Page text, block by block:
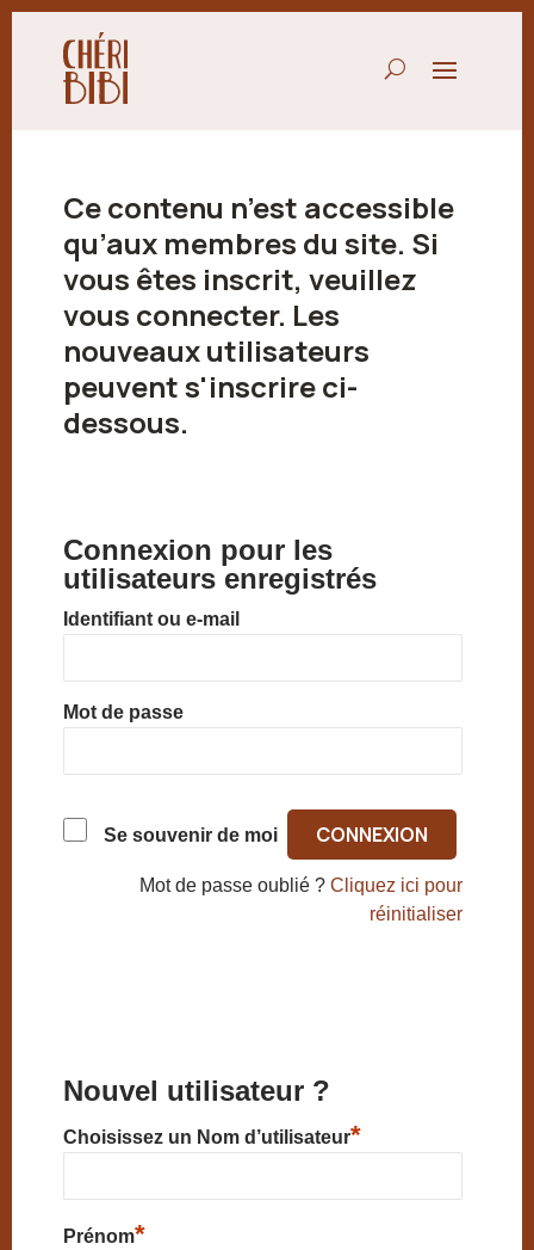
Ce contenu n’est accessible
qu’aux membres du site. Si
vous êtes inscrit, veuillez
vous connecter. Les
nouveaux utilisateurs
peuvent s'inscrire ci-
dessous.
Connexion pour les
utilisateurs enregistrés
Identifiant ou e-mail
Mot de passe
Se souvenir de moi
Mot de passe oublié ?Cliquez ici pour
réinitialiser
Nouvel utilisateur ?
Choisissez un Nom d’utilisateur*
Prénom*